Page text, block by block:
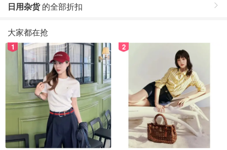
日用杂货的全部折扣
大家都在抢
1 2